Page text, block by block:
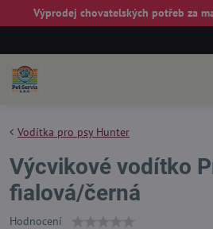
Výprodej chovatelských potřeb za
Vodítka pro psy Hunter
Výcvikové vodítko
fialová/černá
Hodnocení